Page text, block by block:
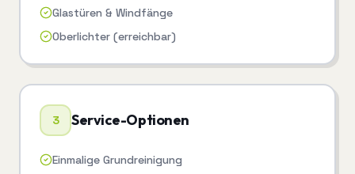
Glastüren & Windfänge
Oberlichter (erreichbar)
3 Service-Optionen
Einmalige Grundreinigung